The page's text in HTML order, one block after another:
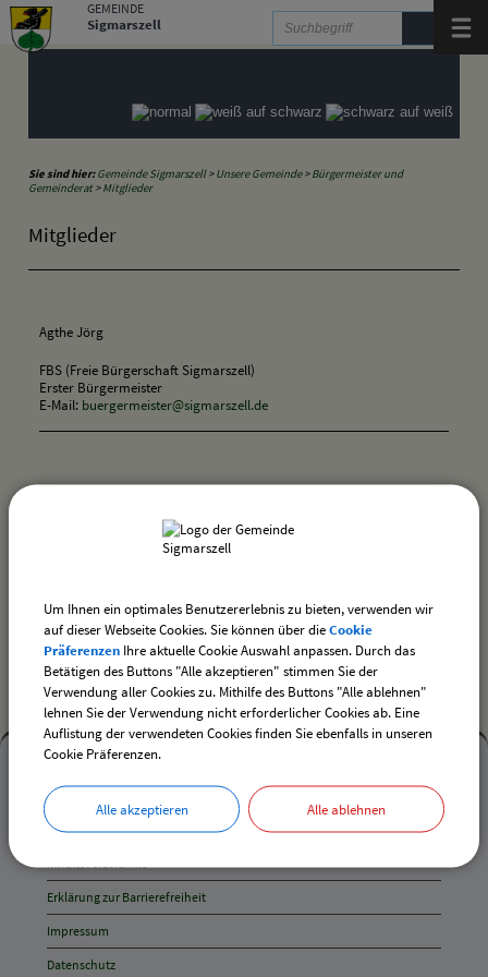
Zum Inhalt zur Navigation springen.
GEMEINDE
Sigmarszell
Sie sind hier: Gemeinde Sigmarszell>Unsere Gemeinde>Bürgermeister und
Gemeinderat>Mitglieder
Mitglieder
Agthe Jörg
FBS (Freie Bürgerschaft Sigmarszell)
Erster Bürgermeister
E-Mail: buergermeister@sigmarszell.de
Mehr
entdecken,
Öffnungszeiten
und
Anschrift
und
Kontakt
Mehr entdecken
Kontakt
Inhaltsverzeichnis
Erklärung zur Barrierefreiheit
Impressum
Datenschutz
Um Ihnen ein optimales Benutzererlebnis zu bieten, verwenden wir
auf dieser Webseite Cookies. Sie können über dieCookie
Präferenzen Ihre aktuelle Cookie Auswahl anpassen. Durch das
Betätigen des Buttons "Alle akzeptieren" stimmen Sie der
Verwendung aller Cookies zu. Mithilfe des Buttons "Alle ablehnen"
lehnen Sie der Verwendung nicht erforderlicher Cookies ab. Eine
Auflistung der verwendeten Cookies finden Sie ebenfalls in unseren
Cookie Präferenzen.
Alle akzeptieren Alle ablehnen